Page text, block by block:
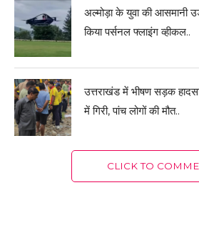
अल्मोड़ा के युवा की आसमानी
किया पर्सनल फ्लाइंग व्हीकल..
उत्तराखंड में भीषण सड़क
में गिरी, पांच लोगों की मौत..
CLICK TO